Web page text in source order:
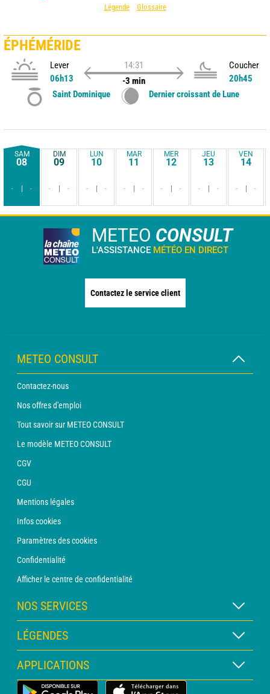
Légende
Glossaire
ÉPHÉMÉRIDE
Lever
06h13
14:31
-3 min
Coucher
20h45
Saint Dominique
Dernier croissant de Lune
SAM
08
- -
DIM
09
- -
LUN
10
- -
MAR
11
- -
MER
12
- -
JEU
13
- -
VEN
14
- -
METEO CONSULT
L'ASSISTANCE MÉTÉO EN DIRECT
Contactez le service client
METEO CONSULT
Contactez-nous
Nos offres d'emploi
Tout savoir sur METEO CONSULT
Le modèle METEO CONSULT
CGV
CGU
Mentions légales
Infos cookies
Paramètres des cookies
Confidentialité
Afficher le centre de confidentialité
NOS SERVICES
Abonnement METEO Xpert
Abonnement METEO PRO
Consultation avec un prévisionniste
Bulletin PRO
LÉGENDES
Légende des cartes
Légende des pictogrammes
APPLICATIONS